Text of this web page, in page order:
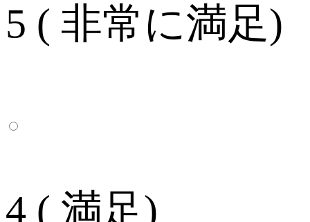
5 ( 非常に満足)
4 ( 満足)